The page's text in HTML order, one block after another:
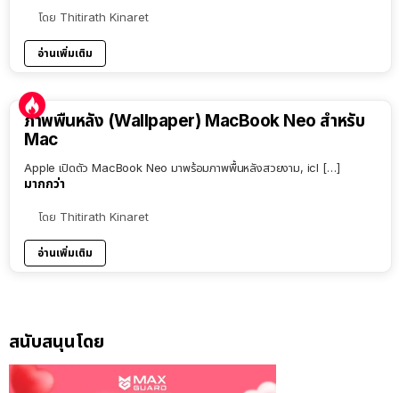
โดย Thitirath Kinaret
อ่านเพิ่มเติม
ภาพพื้นหลัง (Wallpaper) MacBook Neo สำหรับ
Mac
Apple เปิดตัว MacBook Neo มาพร้อมภาพพื้นหลังสวยงาม, icl […]
มากกว่า
โดย Thitirath Kinaret
อ่านเพิ่มเติม
สนับสนุนโดย